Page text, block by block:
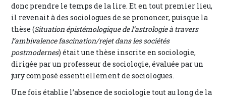
donc prendre le temps de la lire. Et en tout premier lieu,
il revenait à des sociologues de se prononcer, puisque la
thèse (Situation épistémologique de l’astrologie à travers
l’ambivalence fascination/rejet dans les sociétés
postmodernes) était une thèse inscrite en sociologie,
dirigée par un professeur de sociologie, évaluée par un
jury composé essentiellement de sociologues.
Une fois établie l’absence de sociologie tout au long de la